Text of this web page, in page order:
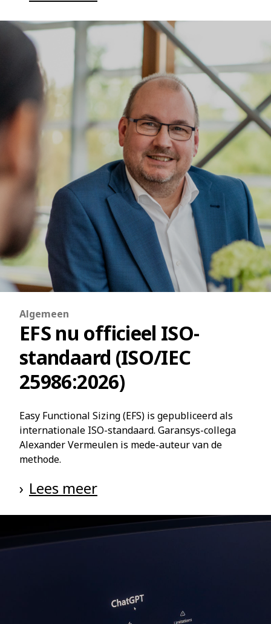
Algemeen
EFS nu officieel ISO-
standaard (ISO/IEC
25986:2026)
Easy Functional Sizing (EFS) is gepubliceerd als
internationale ISO-standaard. Garansys-collega
Alexander Vermeulen is mede-auteur van de
methode.
Lees meer